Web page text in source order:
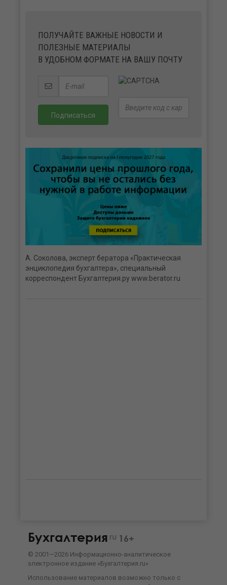
ПОЛУЧАЙТЕ ВАЖНЫЕ НОВОСТИ И
ПОЛЕЗНЫЕ МАТЕРИАЛЫ
В УДОБНОМ ФОРМАТЕ НА ВАШУ ПОЧТУ
А. Соколова, эксперт бератора «Практическая
энциклопедия бухгалтера», специальный
корреспондент Бухгалтерия.ру www.berator.ru
Бухгалтерия ru 16+
© 2001—2026 Информационно-аналитическое
электронное издание «Бухгалтерия.ru»
Использование материалов возможно только с